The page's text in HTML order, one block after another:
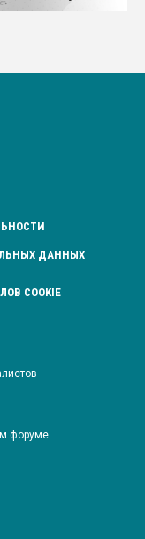
ДАННЫХ
COOKIE
форуме